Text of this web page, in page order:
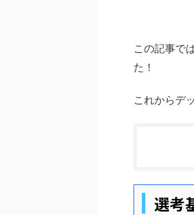
この記事で
た！
これからデ
選考